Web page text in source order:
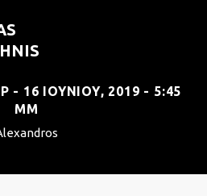
- 16 ΙΟΥΝΊΟΥ, 2019 - 5:45
ΜΜ